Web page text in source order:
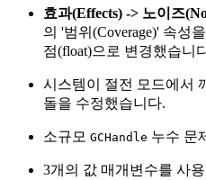
효과(Effects) -> 노이즈
의 '범위(Coverage)' 속성
점(float)으로 변경했습니
시스템이 절전 모드에서
돌을 수정했습니다.
소규모 GCHandle 누수 문
3개의 값 매개변수를 사용